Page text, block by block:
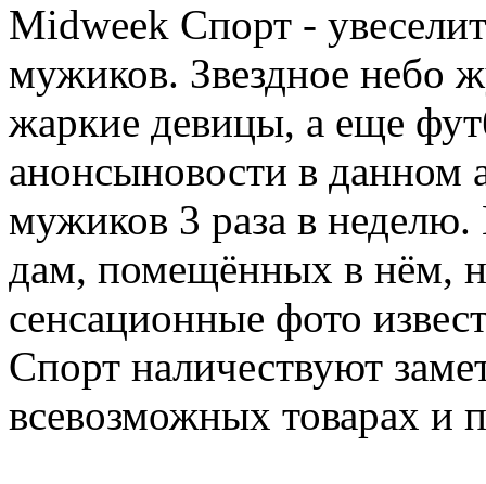
Midweek Спорт -
мужиков. Звездное небо
жаркие девицы, а еще
анонсыновости в данном
мужиков 3 раза в
дам, помещённых в нём,
сенсационные фото
Спорт наличествуют
всевозможных товарах и